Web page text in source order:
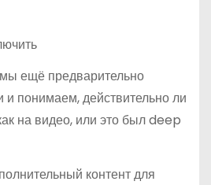
ещё предварительно
и понимаем, действительно ли
на видео, или это был deep
контент для